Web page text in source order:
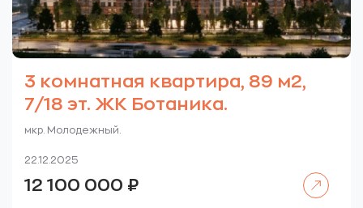
3 комнатная квартира, 89 м2,
7/18 эт. ЖК Ботаника.
мкр. Молодежный.
22.12.2025
12 100 000 ₽